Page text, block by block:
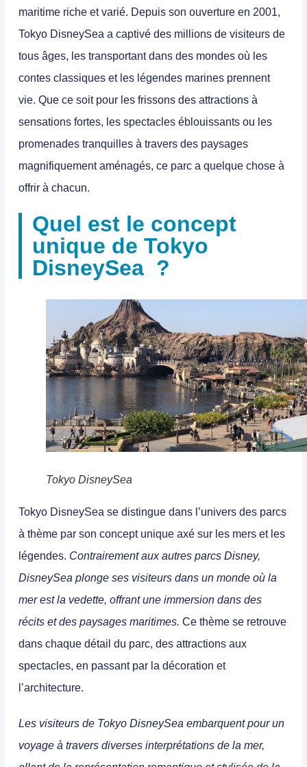
maritime riche et varié. Depuis son ouverture en 2001,
Tokyo DisneySea a captivé des millions de visiteurs de
tous âges, les transportant dans des mondes où les
contes classiques et les légendes marines prennent
vie. Que ce soit pour les frissons des attractions à
sensations fortes, les spectacles éblouissants ou les
promenades tranquilles à travers des paysages
magnifiquement aménagés, ce parc a quelque chose à
offrir à chacun.
Quel est le concept
unique de Tokyo
DisneySea ?
Tokyo DisneySea
Tokyo DisneySea se distingue dans l’univers des parcs
à thème par son concept unique axé sur les mers et les
légendes. Contrairement aux autres parcs Disney,
DisneySea plonge ses visiteurs dans un monde où la
mer est la vedette, offrant une immersion dans des
récits et des paysages maritimes. Ce thème se retrouve
dans chaque détail du parc, des attractions aux
spectacles, en passant par la décoration et
l’architecture.
Les visiteurs de Tokyo DisneySea embarquent pour un
voyage à travers diverses interprétations de la mer,